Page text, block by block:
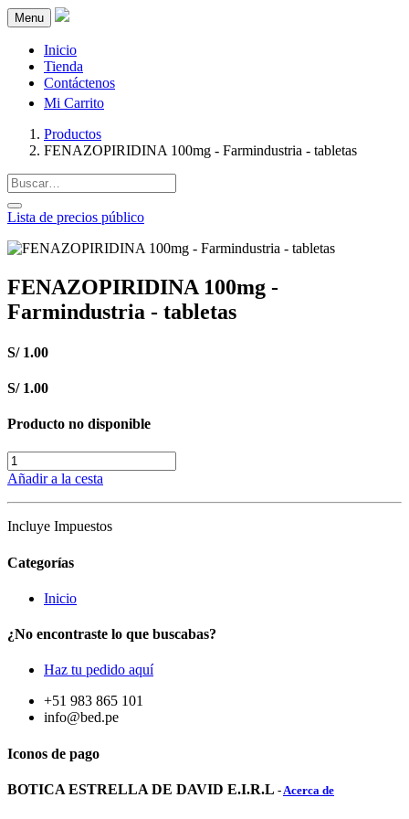
Menu
Inicio
Tienda
Contáctenos
Mi Carrito
Productos
FENAZOPIRIDINA 100mg - Farmindustria - tabletas
Lista de precios público
FENAZOPIRIDINA 100mg -
Farmindustria - tabletas
S/ 1.00
S/ 1.00
Producto no disponible
Añadir a la cesta
Incluye Impuestos
Categorías
Inicio
¿No encontraste lo que buscabas?
Haz tu pedido aquí
+51 983 865 101
info@bed.pe
Iconos de pago
BOTICA ESTRELLA DE DAVID E.I.R.L - Acerca de